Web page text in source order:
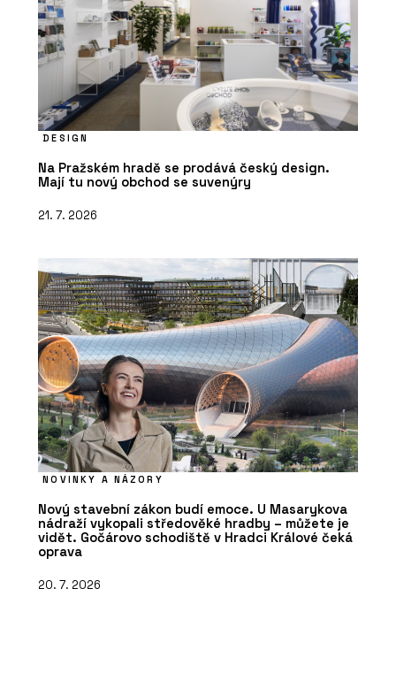
DESIGN
Na Pražském hradě se prodává český design.
Mají tu nový obchod se suvenýry
21. 7. 2026
NOVINKY A NÁZORY
Nový stavební zákon budí emoce. U Masarykova
nádraží vykopali středověké hradby – můžete je
vidět. Gočárovo schodiště v Hradci Králové čeká
oprava
20. 7. 2026